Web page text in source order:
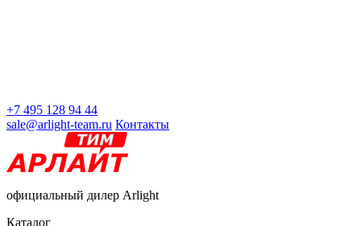
+7 495 128 94 44
sale@arlight-team.ru Контакты
официальный дилер Arlight
Каталог